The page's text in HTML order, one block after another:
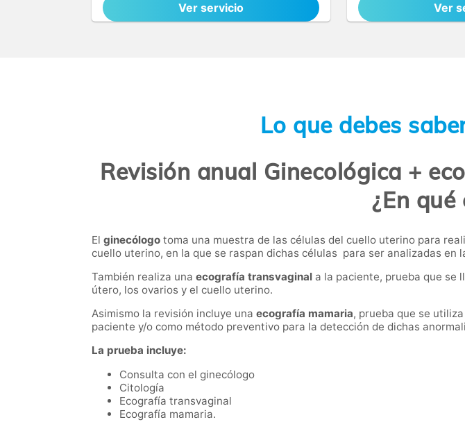
Ver servicio Ver
Lo que debes
Revisión anual Ginecológica +
¿En qué
El ginecólogo toma una muestra de las células del cuello uterino para
cuello uterino, en la que se raspan dichas células para ser analizadas en
También realiza una ecografía transvaginal a la paciente, prueba que se
útero, los ovarios y el cuello uterino.
Asimismo la revisión incluye una ecografía mamaria, prueba que se
paciente y/o como método preventivo para la detección de dichas
La prueba incluye:
Consulta con el ginecólogo
Citología
Ecografía transvaginal
Ecografía mamaria.